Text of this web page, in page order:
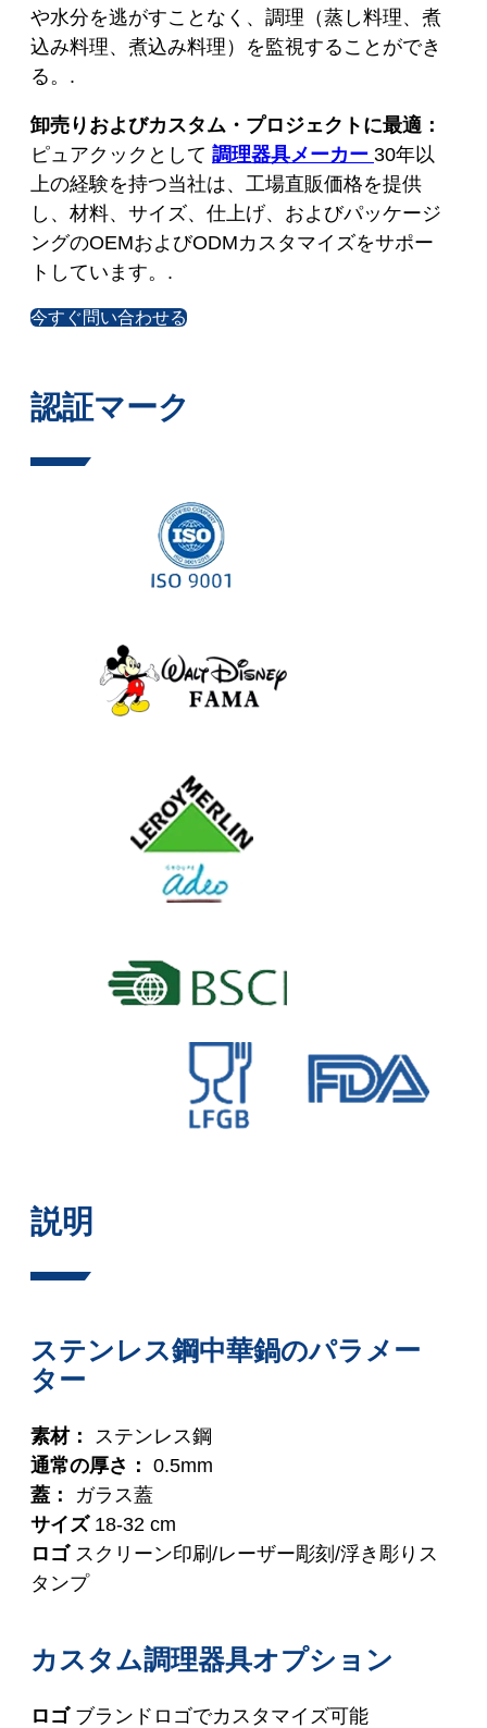
や水分を逃がすことなく、調理（蒸し料理、煮
込み料理、煮込み料理）を監視することができ
る。.
卸売りおよびカスタム・プロジェクトに最適：
ピュアクックとして 調理器具メーカー 30年以
上の経験を持つ当社は、工場直販価格を提供
し、材料、サイズ、仕上げ、およびパッケージ
ングのOEMおよびODMカスタマイズをサポー
トしています。.
今すぐ問い合わせる
認証マーク
説明
ステンレス鋼中華鍋のパラメー
ター
素材：
ステンレス鋼
通常の厚さ： 0.5mm
蓋：
ガラス蓋
サイズ18-32 cm
ロゴスクリーン印刷/レーザー彫刻/浮き彫りス
タンプ
カスタム調理器具オプション
ロゴブランドロゴでカスタマイズ可能